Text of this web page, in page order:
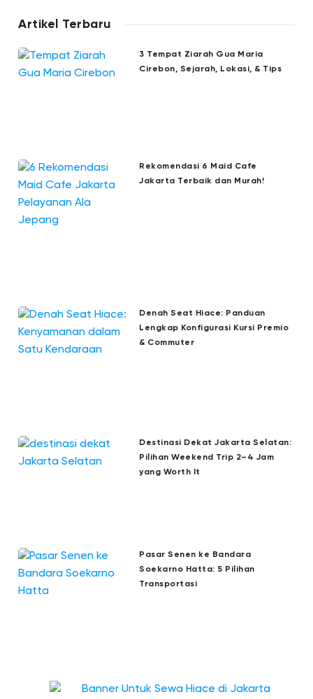
Artikel Terbaru
3 Tempat Ziarah Gua Maria
Cirebon, Sejarah, Lokasi, & Tips
Rekomendasi 6 Maid Cafe
Jakarta Terbaik dan Murah!
Denah Seat Hiace: Panduan
Lengkap Konfigurasi Kursi Premio
& Commuter
Destinasi Dekat Jakarta Selatan:
Pilihan Weekend Trip 2–4 Jam
yang Worth It
Pasar Senen ke Bandara
Soekarno Hatta: 5 Pilihan
Transportasi